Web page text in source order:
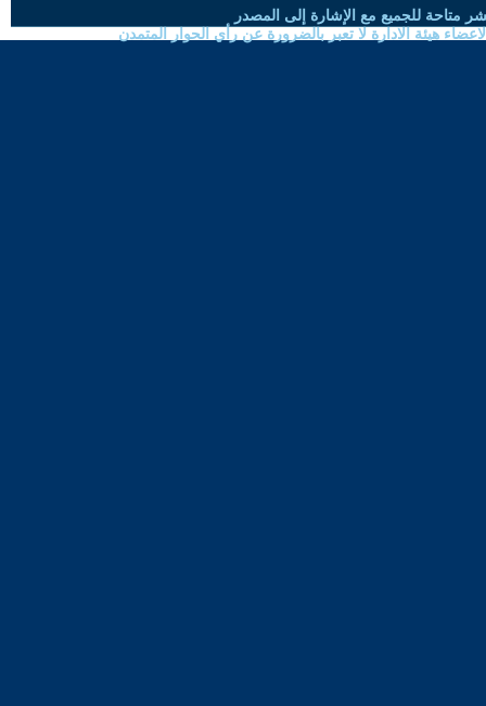
متاحة للجميع مع الإشارة إلى المصدر
هيئة الادارة لا تعبر بالضرورة عن رأي الحوار المتمدن